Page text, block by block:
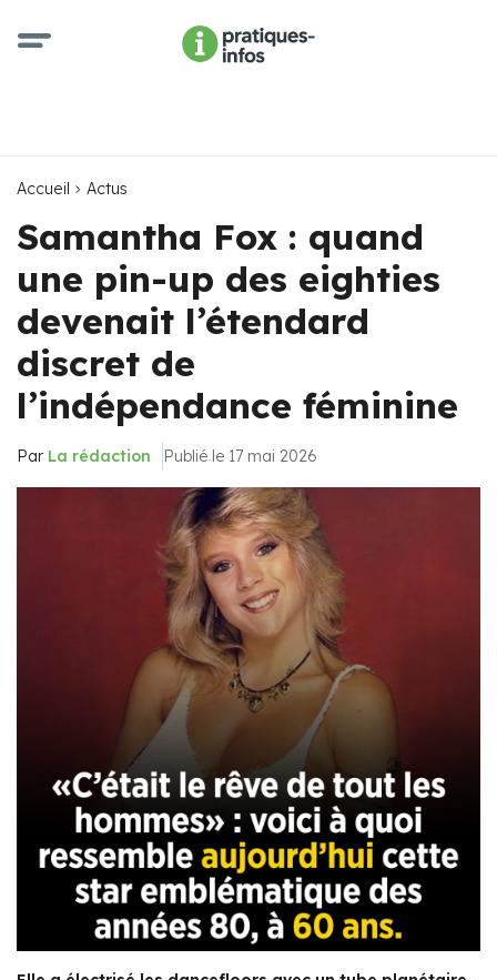
Accueil Actus
Samantha Fox : quand
une pin-up des eighties
devenait l’étendard
discret de
l’indépendance féminine
Par La rédaction Publié le 17 mai 2026